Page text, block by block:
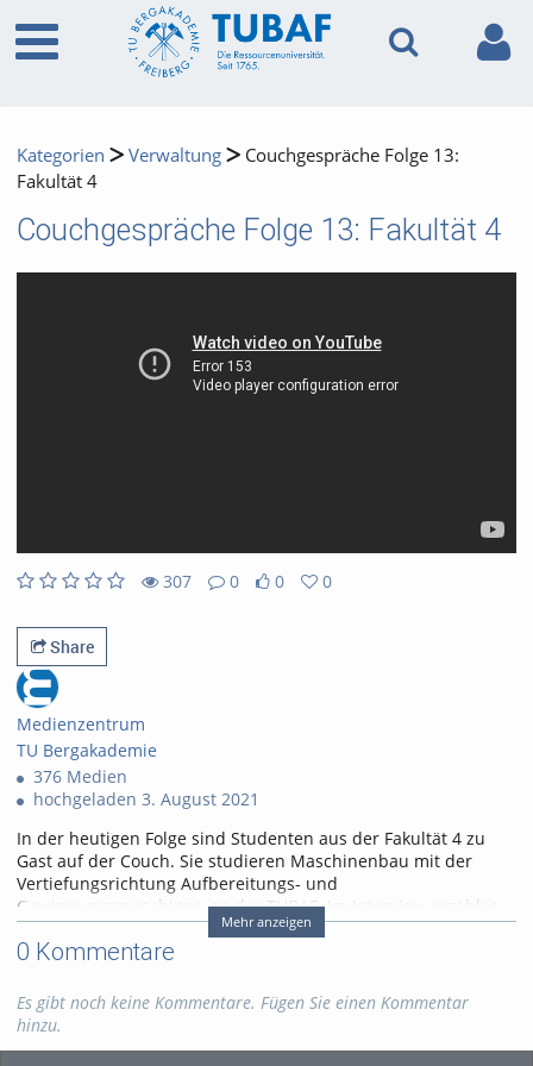
Kategorien Verwaltung
Couchgespräche Folge 13:
Fakultät 4
Couchgespräche Folge 13: Fakultät 4
307
0
0
0
Share
Medienzentrum
TU Bergakademie
376 Medien
hochgeladen 3. August 2021
In der heutigen Folge sind Studenten aus der Fakultät 4 zu
Gast auf der Couch. Sie studieren Maschinenbau mit der
Vertiefungsrichtung Aufbereitungs- und
Gewinnungsmaschinen an der TUBAF. Im Interview erzählen
sie über die Zugangsvoraussetzungen ihres Studiengangs,
unabhängig von der Wahl ihrer Fächer in der Oberstufe sowie
Zum Studienstartportal:https://tu-freiberg.de/studienbeginn-
ws
Zur UniNow-App:https://uninow.de/
Mehr anzeigen
0 Kommentare
Es gibt noch keine Kommentare. Fügen Sie einen Kommentar
hinzu.